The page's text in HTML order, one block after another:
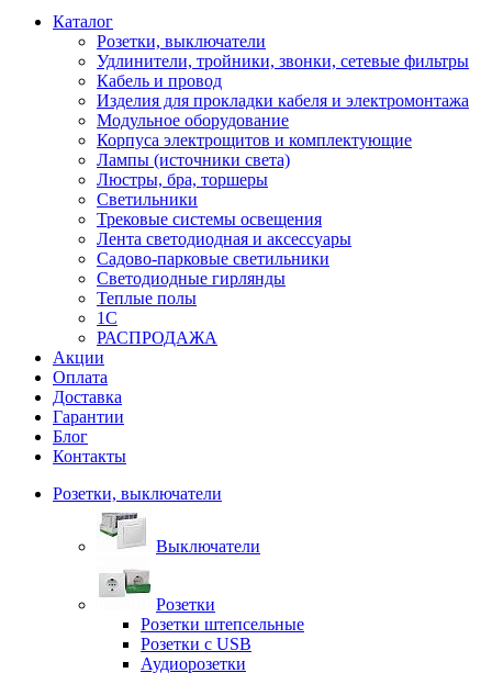
Каталог
Розетки, выключатели
Удлинители, тройники, звонки, сетевые фильтры
Кабель и провод
Изделия для прокладки кабеля и электромонтажа
Модульное оборудование
Корпуса электрощитов и комплектующие
Лампы (источники света)
Люстры, бра, торшеры
Светильники
Трековые системы освещения
Лента светодиодная и аксессуары
Садово-парковые светильники
Светодиодные гирлянды
Теплые полы
1С
РАСПРОДАЖА
Акции
Оплата
Доставка
Гарантии
Блог
Контакты
Розетки, выключатели
Выключатели
Розетки
Розетки штепсельные
Розетки с USB
Аудиорозетки